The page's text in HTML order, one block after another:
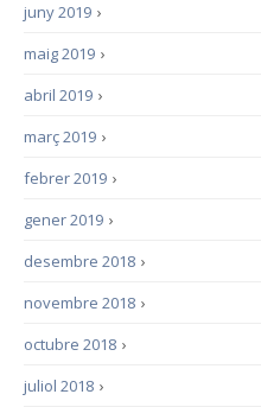
›
juny 2019
›
maig 2019
›
abril 2019
›
març 2019
›
febrer 2019
›
gener 2019
›
desembre 2018
›
novembre 2018
›
octubre 2018
›
juliol 2018